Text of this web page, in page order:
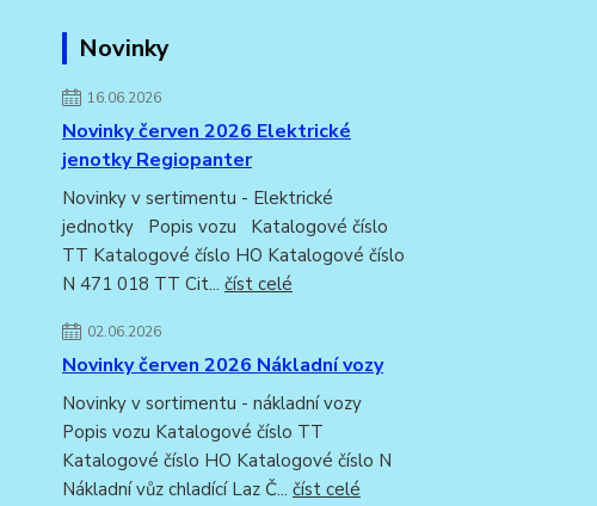
Novinky
16.06.2026
Novinky červen 2026 Elektrické
jenotky Regiopanter
Novinky v sertimentu - Elektrické
jednotky Popis vozu Katalogové číslo
TT Katalogové číslo HO Katalogové číslo
N 471 018 TT Cit... číst celé
02.06.2026
Novinky červen 2026 Nákladní vozy
Novinky v sortimentu - nákladní vozy
Popis vozu Katalogové číslo TT
Katalogové číslo HO Katalogové číslo N
Nákladní vůz chladící Laz Č... číst celé